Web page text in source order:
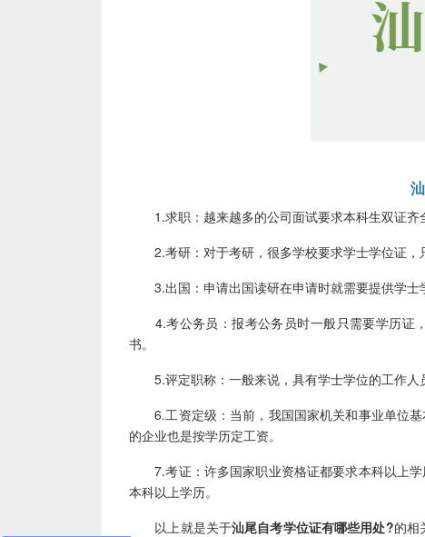
1.求职：越来越多的公司面试要求本科生双证齐
2.考研：对于考研，很多学校要求学士学位证，
3.出国：申请出国读研在申请时就需要提供学士
4.考公务员：报考公务员时一般只需要学历证
书。
5.评定职称：一般来说，具有学士学位的工作人
6.工资定级：当前，我国国家机关和事业单位基
的企业也是按学历定工资。
7.考证：许多国家职业资格证都要求本科以上学
本科以上学历。
以上就是关于汕尾自考学位证有哪些用处?的相